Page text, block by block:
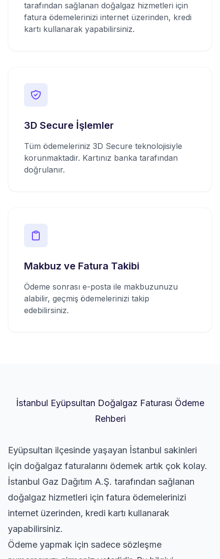
tarafından sağlanan doğalgaz hizmetleri için
fatura ödemelerinizi internet üzerinden, kredi
kartı kullanarak yapabilirsiniz.
3D Secure İşlemler
Tüm ödemeleriniz 3D Secure teknolojisiyle
korunmaktadir. Kartınız banka tarafından
doğrulanır.
Makbuz ve Fatura Takibi
Ödeme sonrası e-posta ile makbuzunuzu
alabilir, geçmiş ödemelerinizi takip
edebilirsiniz.
İstanbul Eyüpsultan Doğalgaz Faturası Ödeme
Rehberi
Eyüpsultan ilçesinde yaşayan İstanbul sakinleri
için doğalgaz faturalarını ödemek artık çok kolay.
İstanbul Gaz Dağıtım A.Ş. tarafından sağlanan
doğalgaz hizmetleri için fatura ödemelerinizi
internet üzerinden, kredi kartı kullanarak
yapabilirsiniz.
Ödeme yapmak için sadece sözleşme